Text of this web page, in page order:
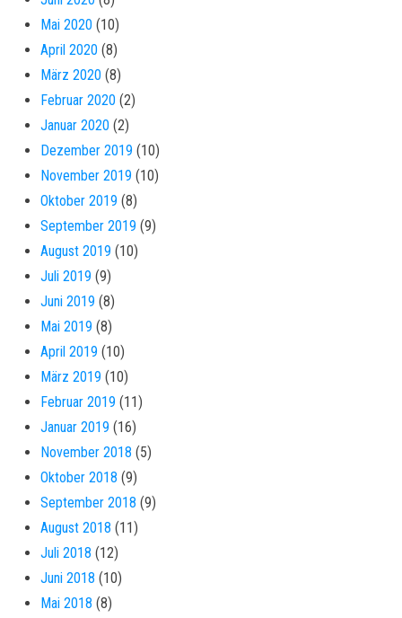
Mai 2020 (10)
April 2020 (8)
März 2020 (8)
Februar 2020 (2)
Januar 2020 (2)
Dezember 2019 (10)
November 2019 (10)
Oktober 2019 (8)
September 2019 (9)
August 2019 (10)
Juli 2019 (9)
Juni 2019 (8)
Mai 2019 (8)
April 2019 (10)
März 2019 (10)
Februar 2019 (11)
Januar 2019 (16)
November 2018 (5)
Oktober 2018 (9)
September 2018 (9)
August 2018 (11)
Juli 2018 (12)
Juni 2018 (10)
Mai 2018 (8)